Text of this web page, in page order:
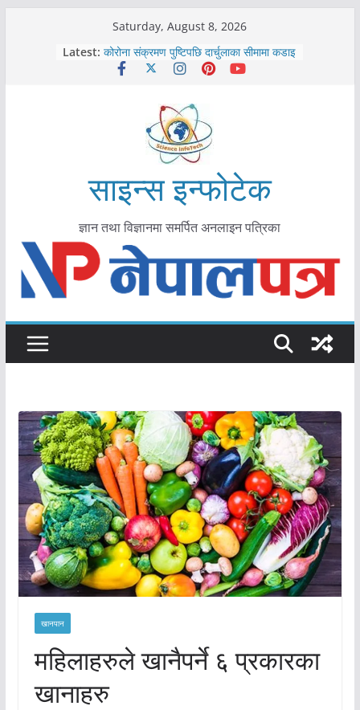
Saturday, August 8, 2026
Latest:
काभ्रेपलाञ्चोकमा आयुर्वेद स्वास्थ्योपचारतर्फ
आकर्षण बढ्दै
कोरोना संक्रमण पुष्टिपछि दार्चुलाका सीमामा कडाइ
मकवानपुरमा खोरेत रोग विरुद्धको खोप लगाउन
आयुर्वेद चिकित्सा प्रणालीको भूमिका महत्वपूर्ण छ :
मुख्यमन्त्री शाह
साइन्स इन्फोटेक
ज्ञान तथा विज्ञानमा समर्पित अनलाइन पत्रिका
खानपान
महिलाहरुले खानैपर्ने ६ प्रकारका
खानाहरु